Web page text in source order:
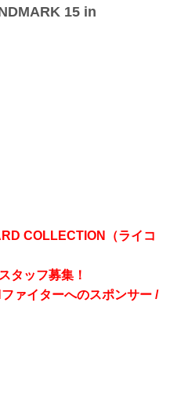
15 in
COLLECTION（ライコ
タッフ募集！
ァイターへのスポンサー /